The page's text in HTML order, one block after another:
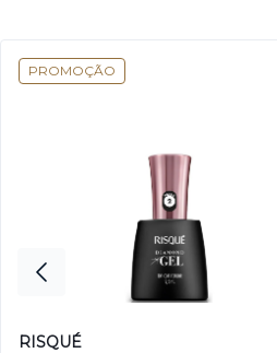
PROMOÇÃO
RISQUÉ